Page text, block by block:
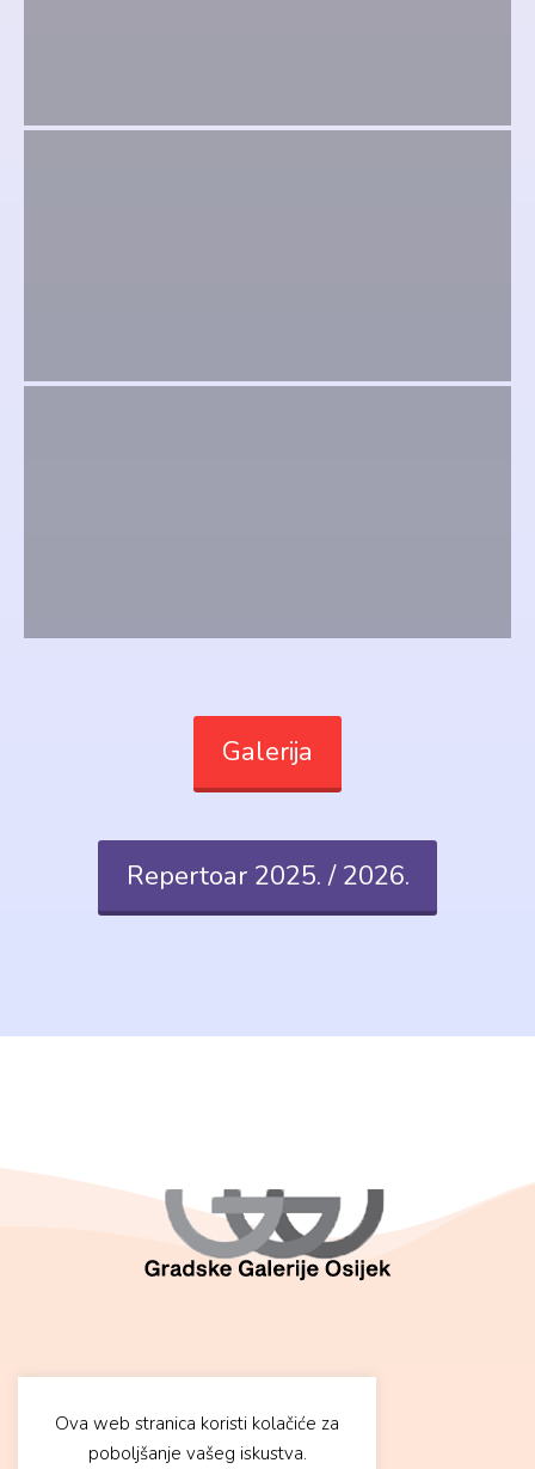
Galerija
Repertoar 2025. / 2026.
F
Ova web stranica koristi kolačiće za
poboljšanje vašeg iskustva.